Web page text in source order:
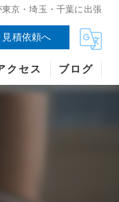
京・埼玉・千葉に出張
積依頼へ
クセス ブログ